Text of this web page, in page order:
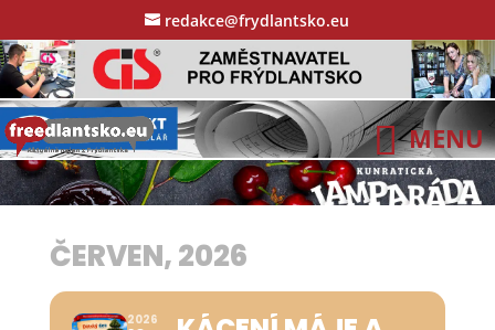
redakce@frydlantsko.eu
ČERVEN, 2026
2026